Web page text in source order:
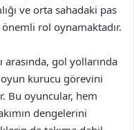
ve orta sahadaki pas
önemli rol oynamaktadır.
arasında, gol yollarında
kurucu görevini
Bu oyuncular, hem
dengelerini